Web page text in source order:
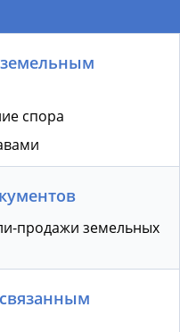
земельным
спора
продажи земельных